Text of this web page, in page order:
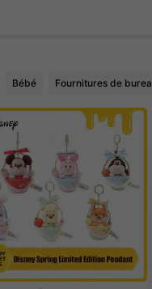
Bébé Fournitures de